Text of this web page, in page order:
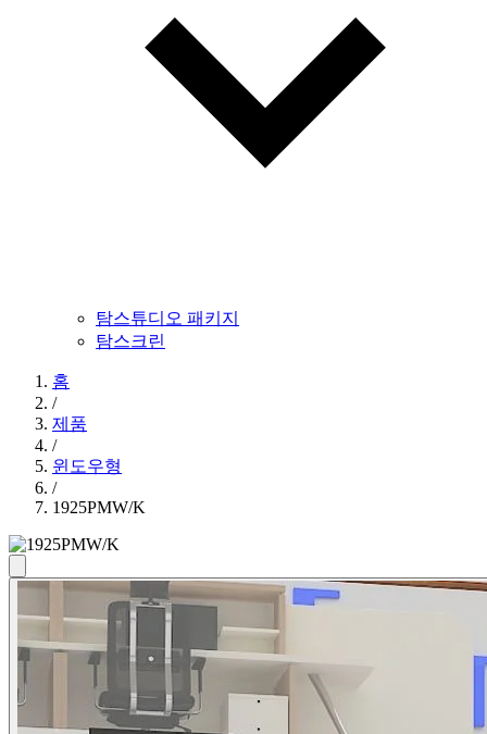
탐스튜디오 패키지
탐스크린
홈
/
제품
/
윈도우형
/
1925PMW/K